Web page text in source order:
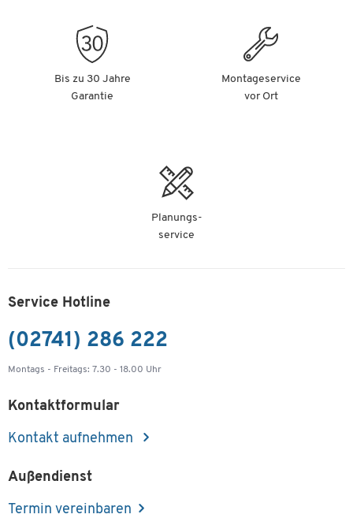
Bis zu 30 Jahre
Garantie
Montageservice
vor Ort
Planungs-
service
Service Hotline
(02741) 286 222
Montags - Freitags: 7.30 - 18.00 Uhr
Kontaktformular
Kontakt aufnehmen
Außendienst
Termin vereinbaren